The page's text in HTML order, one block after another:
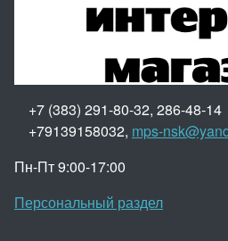
+7 (383) 291-80-32, 286-48-14
+79139158032, mps-
Пн-Пт 9:00-17:00
Персональный раздел